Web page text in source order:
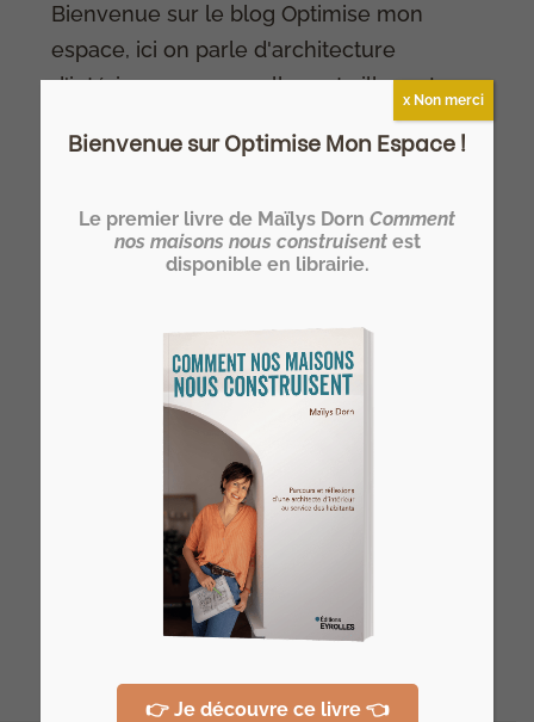
Bienvenue sur le blog Optimise mon
espace, ici on parle d'architecture
d'intérieur comme nulle part ailleurs !
Devenez HOMER®… un architecte
d’intérieur spécialiste de l’optimisation
>> Notre formation architecte d'intérieur
Vous rêvez de devenir votre propre
architecte d’intérieur ?
>> Rejoignez l’Atelier HOME Découverte
et concrétisez votre projet !
Derniers articles
Bienvenue sur Optimise Mon Espace !
Le premier livre de Maïlys Dorn Comment
nos maisons nous construisent est
disponible en librairie.
👉 Je découvre ce livre 👈
x Non merci